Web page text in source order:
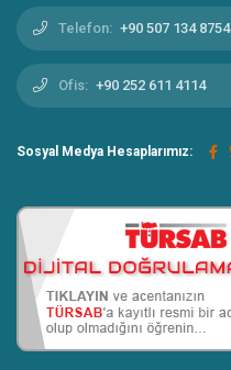
Telefon: +90 507 134 8754
Ofis: +90 252 611 4114
Sosyal Medya Hesaplarımız: